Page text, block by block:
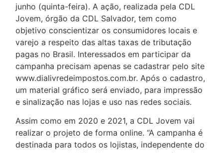
junho (quinta-feira). A ação, realizada pela CDL
Jovem, órgão da CDL Salvador, tem como
objetivo conscientizar os consumidores locais e
varejo a respeito das altas taxas de tributação
pagas no Brasil. Interessados em participar da
campanha precisam apenas se cadastrar pelo site
www.dialivredeimpostos.com.br. Após o cadastro,
um material gráfico será enviado, para impressão
e sinalização nas lojas e uso nas redes sociais.
Assim como em 2020 e 2021, a CDL Jovem vai
realizar o projeto de forma online. “A campanha é
destinada para todos os lojistas, independente do